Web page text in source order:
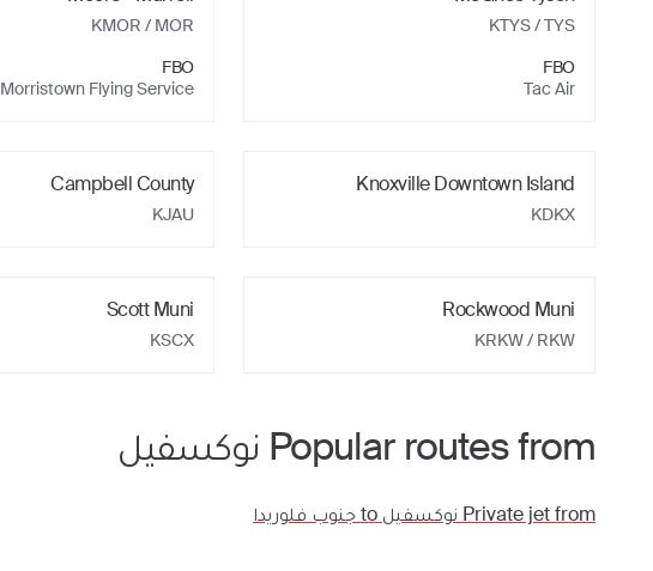
KTYS / TYS
FBO
Tac Air
KMOR / MOR
FBO
Morristown Flying Service
Knoxville Downtown Island
KDKX
Campbell County
KJAU
Rockwood Muni
KRKW / RKW
Scott Muni
KSCX
Popular routes from نوكسفيل
Private jet from نوكسفيل جنوب فلوريدا